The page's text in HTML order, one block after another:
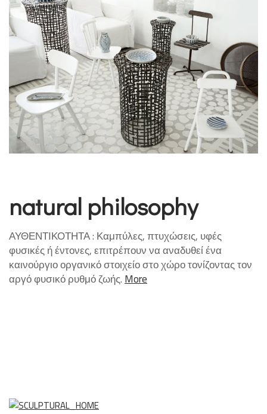
natural philosophy
ΑΥΘΕΝΤΙΚΟΤΗΤΑ :Καμπύλες, πτυχώσεις, υφές
φυσικές ή έντονες, επιτρέπουν να αναδυθεί ένα
καινούργιο οργανικό στοιχείο στο χώρο τονίζοντας τον
αργό φυσικό ρυθμό ζωής.More